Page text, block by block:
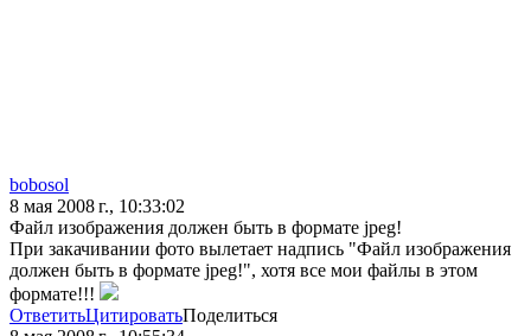
bobosol
8 мая 2008 г., 10:33:02
Файл изображения должен быть в формате jpeg!
При закачивании фото вылетает надпись "Файл изображения
должен быть в формате jpeg!", хотя все мои файлы в этом
формате!!!
ОтветитьЦитироватьПоделиться